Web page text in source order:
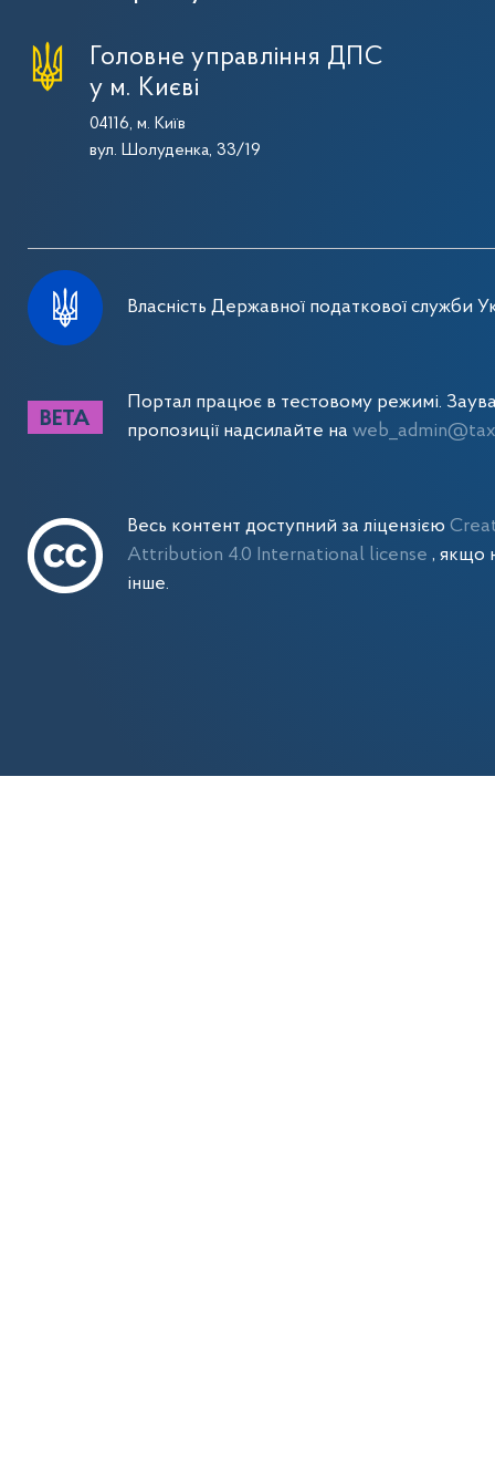
Головне управління ДПС
у м. Києві
04116, м. Київ
вул. Шолуденка, 33/19
Власність Державної податкової служби
Портал працює в тестовому режимі.
пропозиції надсилайте на
Весь контент доступний за ліцензією
Attribution 4.0 International license , якщо
інше.